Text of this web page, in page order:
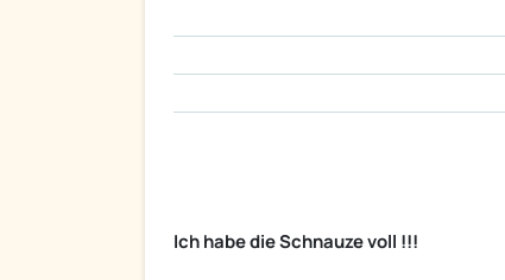
Ich habe die Schnauze voll !!!